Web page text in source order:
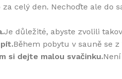
za celý den. Nechoďte ale
Je důležité, abyste zvolili
Během pobytu v sauně se
si dejte malou svačinku.